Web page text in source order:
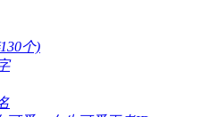
个)